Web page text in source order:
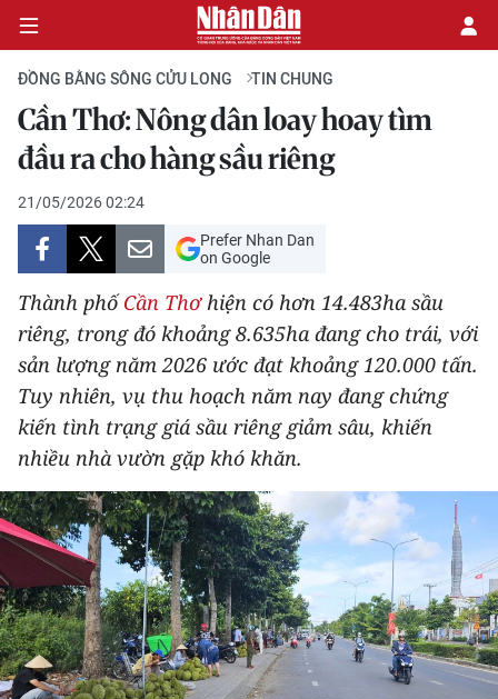
CHÍNH TRỊ
KINH TẾ
VĂN HÓA
XÃ HỘI
PHÁP LUẬT
DU LỊCH
THẾ GIỚI
THỂ THAO
GIÁO DỤC
Y TẾ
KHOA HỌC - CÔNG NGHỆ
ĐỒNG BẰNG SÔNG CỬU LONG TIN CHUNG
Cần Thơ: Nông dân loay hoay tìm
đầu ra cho hàng sầu riêng
21/05/2026 02:24
Prefer Nhan Dan
on Google
Thành phốCần Thơhiện có hơn 14.483ha sầu
riêng, trong đó khoảng 8.635ha đang cho trái, với
sản lượng năm 2026 ước đạt khoảng 120.000 tấn.
Tuy nhiên, vụ thu hoạch năm nay đang chứng
kiến tình trạng giá sầu riêng giảm sâu, khiến
nhiều nhà vườn gặp khó khăn.